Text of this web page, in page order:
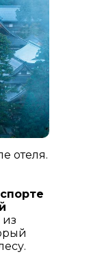
отеля.